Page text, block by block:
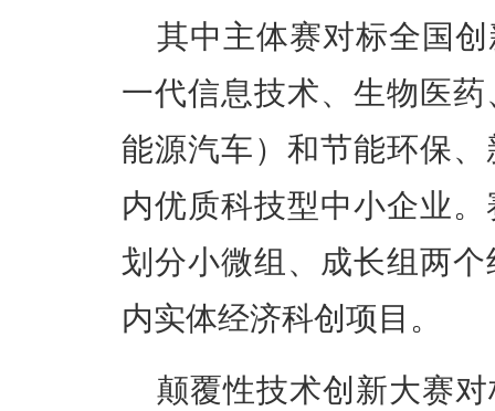
其中主体赛对标全国
一代信息技术、生物医
能源汽车）和节能环保
内优质科技型中小企业
划分小微组、成长组两
内实体经济科创项目。
颠覆性技术创新大赛